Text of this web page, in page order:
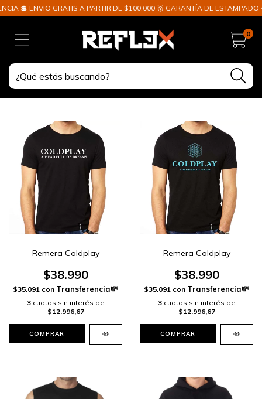
💲 ENVIO GRATIS A PARTIR DE $100.000 🥇 GARANTÍA DE ESTAMPADO ✈️
0
Remera Coldplay
$38.990
$35.091 con
3 cuotas sin interés de
$12.996,67
COMPRAR
Remera Coldplay
$38.990
$35.091 con
3 cuotas sin interés de
$12.996,67
COMPRAR